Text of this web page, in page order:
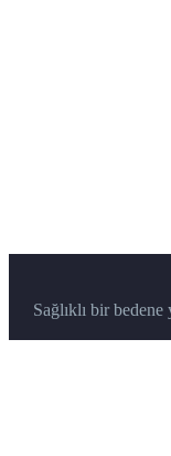
Sağlıklı bir